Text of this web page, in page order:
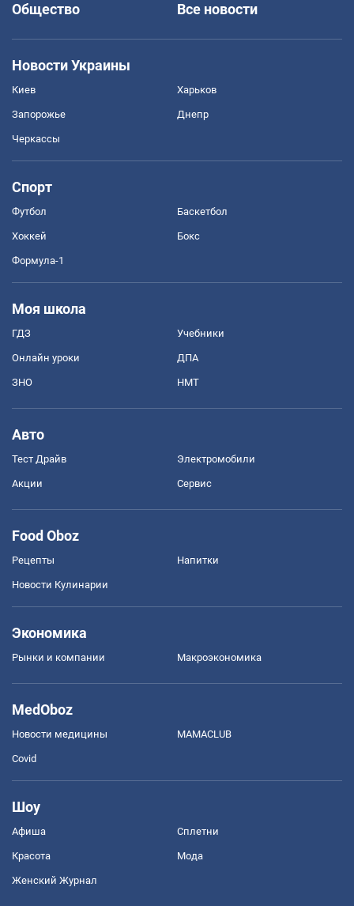
Общество
Все новости
Новости Украины
Киев Харьков
Запорожье Днепр
Черкассы
Спорт
Футбол Баскетбол
Хоккей Бокс
Формула-1
Моя школа
ГДЗ Учебники
Онлайн уроки ДПА
ЗНО НМТ
Авто
Тест Драйв Электромобили
Акции Сервис
Food Oboz
Рецепты Напитки
Новости Кулинарии
Экономика
Рынки и компании Mакроэкономика
MedOboz
Новости медицины MAMACLUB
Covid
Шоу
Афиша Сплетни
Красота Мода
Женский Журнал